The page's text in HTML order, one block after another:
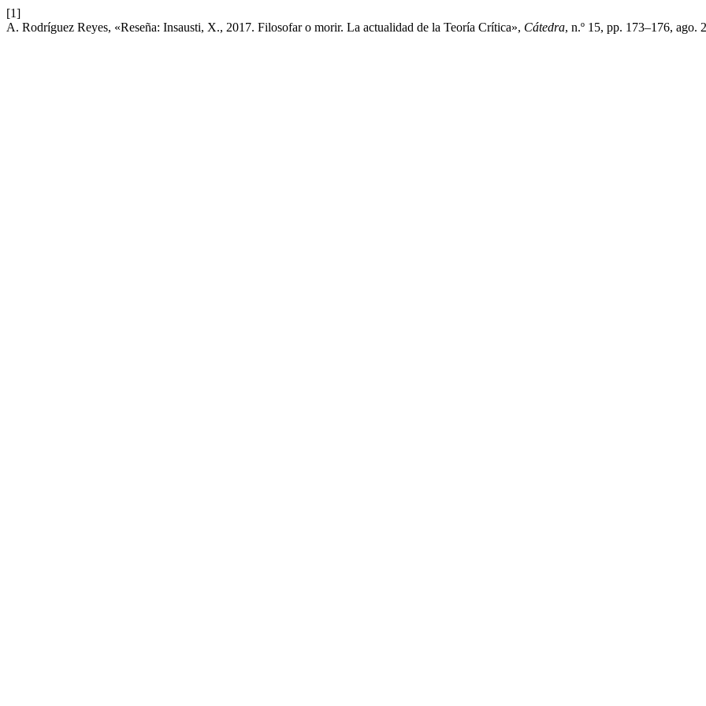
[1]
A. Rodríguez Reyes, «Reseña: Insausti, X., 2017. Filosofar o morir. La actualidad de la Teoría Crítica», Cátedra, n.º 15, pp. 173–176, ago.